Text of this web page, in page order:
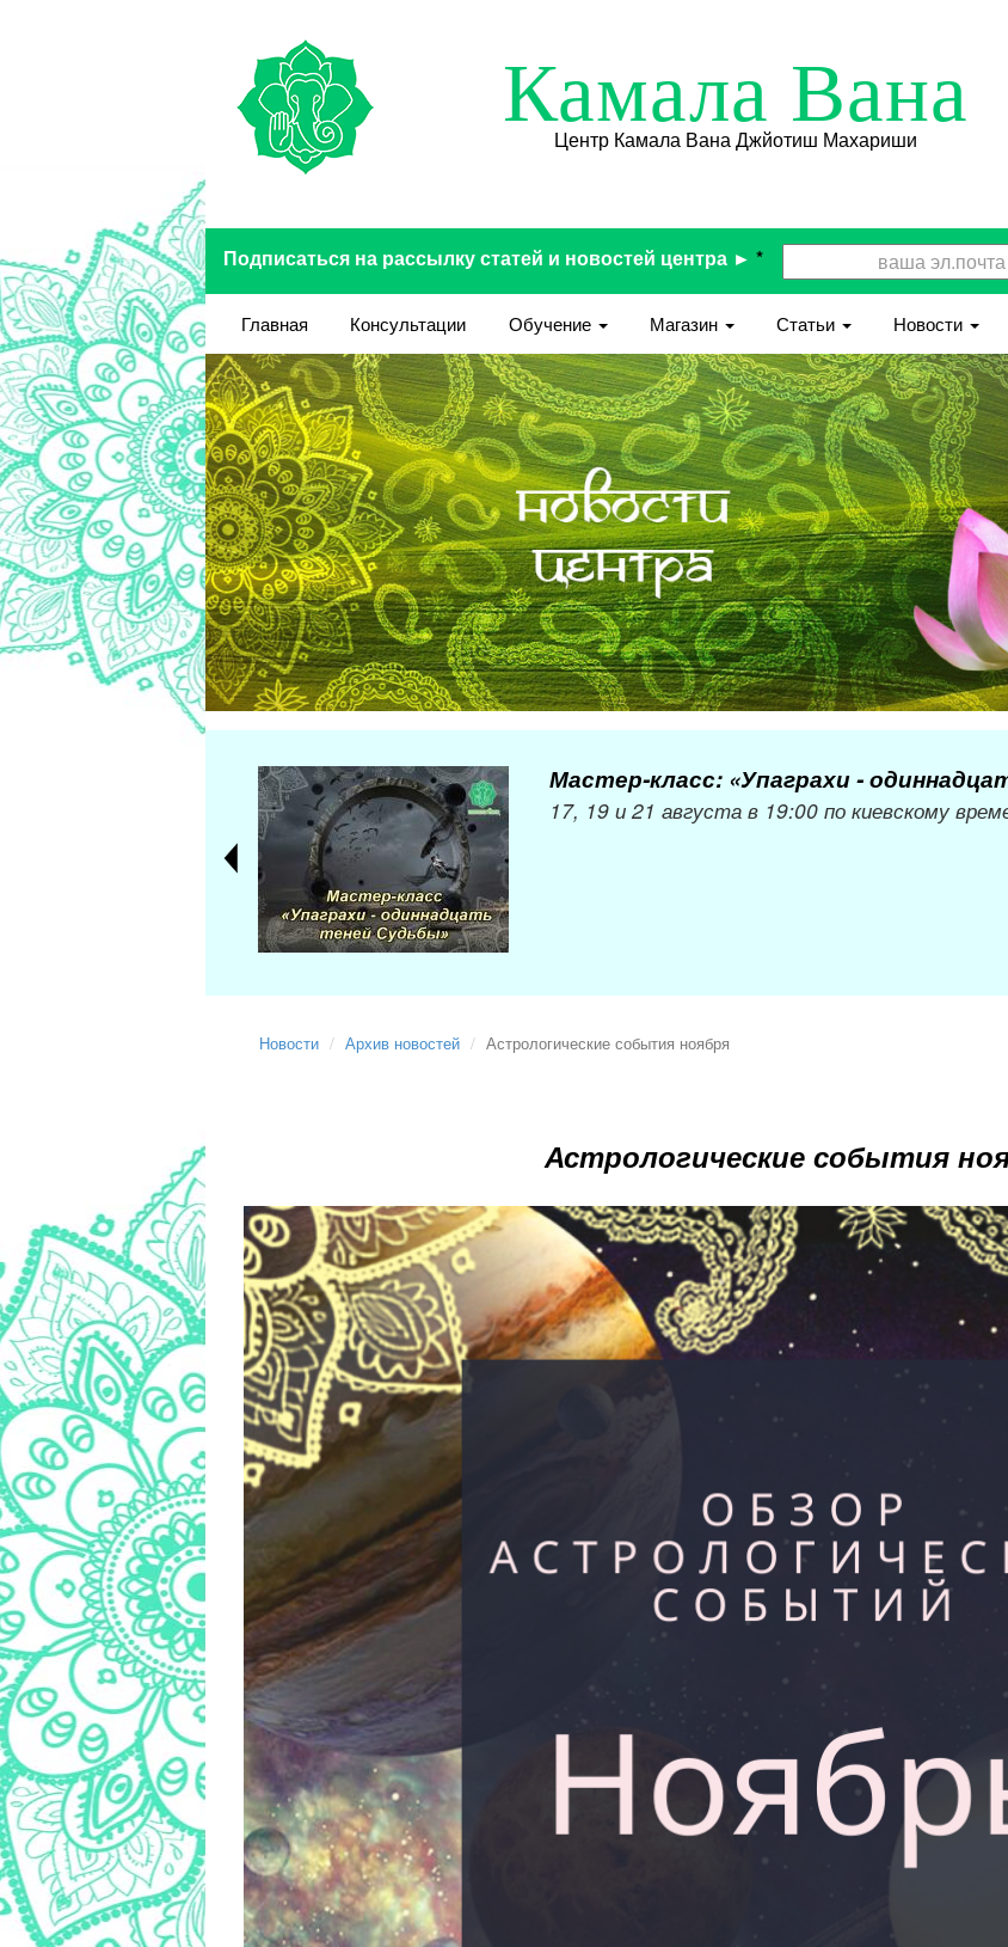
Камала Вана
Центр Камала Вана Джйотиш Махариши
Подписаться на рассылку статей и новостей центра ► *
Главная Консультации Обучение Магазин Статьи Новости
Мастер-класс: «Упаграхи -
17, 19 и 21 августа в 19:00 по киевскому
Новости Архив новостей Астрологические события ноября
Астрологические события